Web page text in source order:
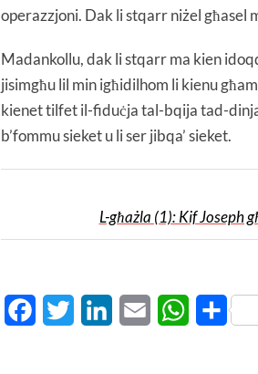
operazzjoni. Dak li stqarr niżel għasel
Madankollu, dak li stqarr ma kien
jisimgħu lil min igħidilhom li kienu
kienet tilfet il-fiduċja tal-bqija tad-
b’fommu sieket u li ser jibqa’ sieket.
L-għażla (1): Kif Joseph
FacebookTwitter LinkedInEmail WhatsApp
Share